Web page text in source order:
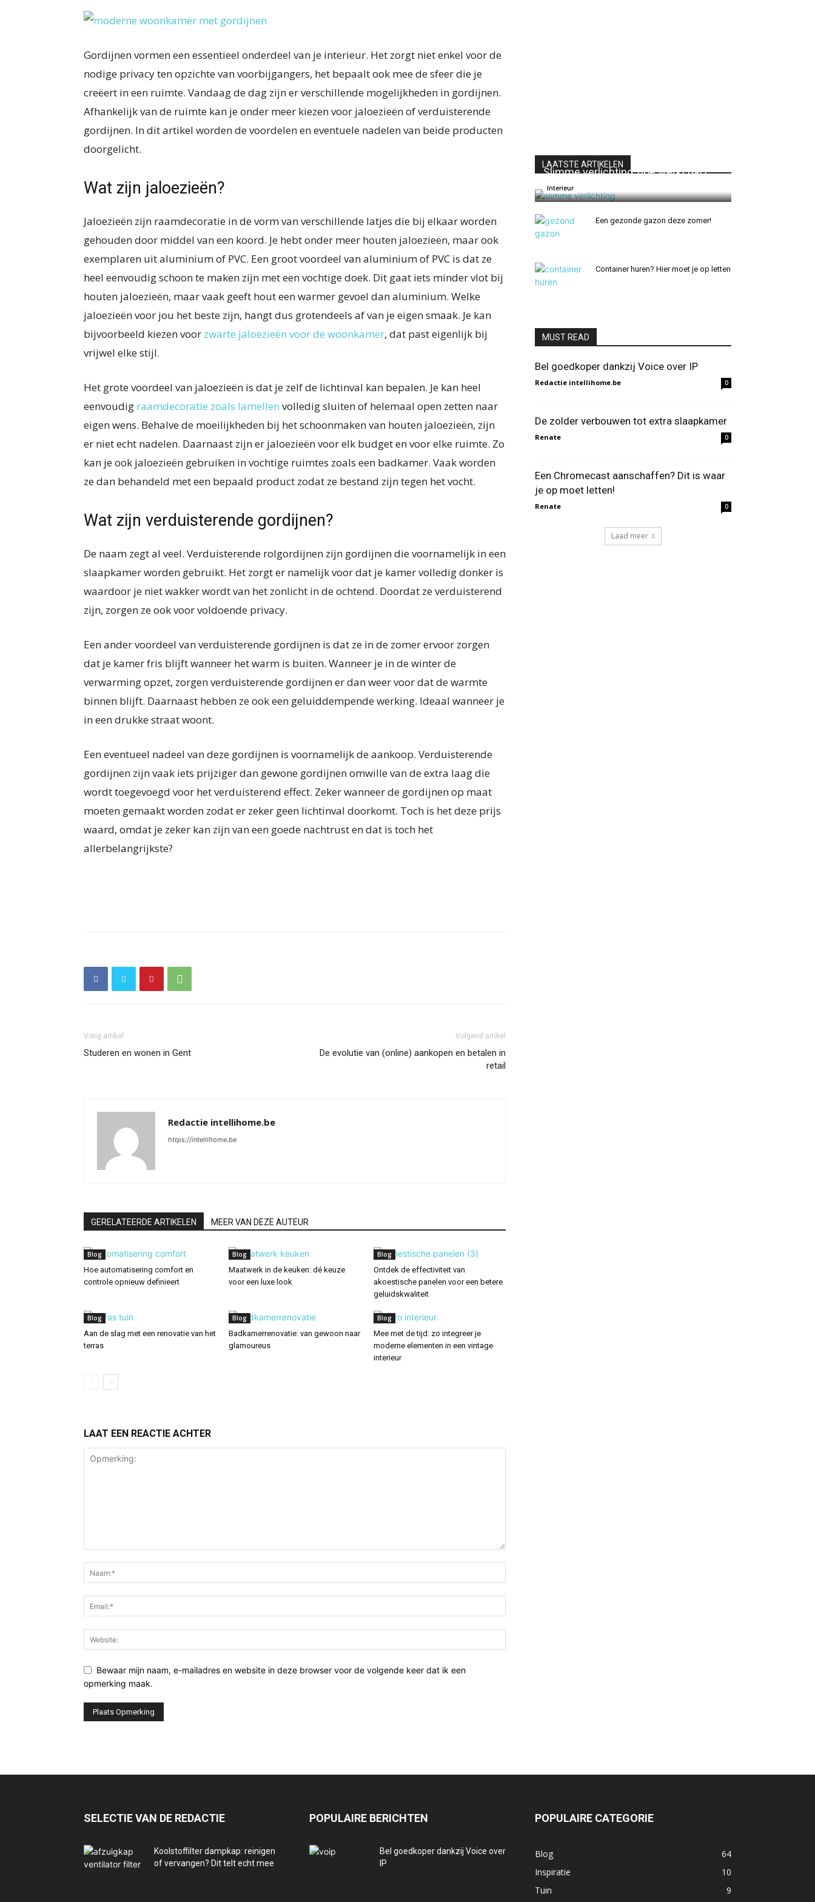
Gordijnen vormen een essentieel onderdeel van je interieur. Het zorgt niet enkel voor de
nodige privacy ten opzichte van voorbijgangers, het bepaalt ook mee de sfeer die je
creëert in een ruimte. Vandaag de dag zijn er verschillende mogelijkheden in gordijnen.
Afhankelijk van de ruimte kan je onder meer kiezen voor jaloezieën of verduisterende
gordijnen. In dit artikel worden de voordelen en eventuele nadelen van beide producten
doorgelicht.
Wat zijn jaloezieën?
Jaloezieën zijn raamdecoratie in de vorm van verschillende latjes die bij elkaar worden
gehouden door middel van een koord. Je hebt onder meer houten jaloezieën, maar ook
exemplaren uit aluminium of PVC. Een groot voordeel van aluminium of PVC is dat ze
heel eenvoudig schoon te maken zijn met een vochtige doek. Dit gaat iets minder vlot bij
houten jaloezieën, maar vaak geeft hout een warmer gevoel dan aluminium. Welke
jaloezieën voor jou het beste zijn, hangt dus grotendeels af van je eigen smaak. Je kan
bijvoorbeeld kiezen voor zwarte jaloezieën voor de woonkamer, dat past eigenlijk bij
vrijwel elke stijl.
Het grote voordeel van jaloezieën is dat je zelf de lichtinval kan bepalen. Je kan heel
eenvoudig raamdecoratie zoals lamellen volledig sluiten of helemaal open zetten naar
eigen wens. Behalve de moeilijkheden bij het schoonmaken van houten jaloezieën, zijn
er niet echt nadelen. Daarnaast zijn er jaloezieën voor elk budget en voor elke ruimte. Zo
kan je ook jaloezieën gebruiken in vochtige ruimtes zoals een badkamer. Vaak worden
ze dan behandeld met een bepaald product zodat ze bestand zijn tegen het vocht.
Wat zijn verduisterende gordijnen?
De naam zegt al veel. Verduisterende rolgordijnen zijn gordijnen die voornamelijk in een
slaapkamer worden gebruikt. Het zorgt er namelijk voor dat je kamer volledig donker is
waardoor je niet wakker wordt van het zonlicht in de ochtend. Doordat ze verduisterend
zijn, zorgen ze ook voor voldoende privacy.
Een ander voordeel van verduisterende gordijnen is dat ze in de zomer ervoor zorgen
dat je kamer fris blijft wanneer het warm is buiten. Wanneer je in de winter de
verwarming opzet, zorgen verduisterende gordijnen er dan weer voor dat de warmte
binnen blijft. Daarnaast hebben ze ook een geluiddempende werking. Ideaal wanneer je
in een drukke straat woont.
Een eventueel nadeel van deze gordijnen is voornamelijk de aankoop. Verduisterende
gordijnen zijn vaak iets prijziger dan gewone gordijnen omwille van de extra laag die
wordt toegevoegd voor het verduisterend effect. Zeker wanneer de gordijnen op maat
moeten gemaakt worden zodat er zeker geen lichtinval doorkomt. Toch is het deze prijs
waard, omdat je zeker kan zijn van een goede nachtrust en dat is toch het
allerbelangrijkste?
Vorig artikel
Studeren en wonen in Gent
Volgend artikel
De evolutie van (online) aankopen en betalen in
retail
Redactie intellihome.be
https://intellihome.be
GERELATEERDE ARTIKELEN MEER VAN DEZE AUTEUR
Blog
Hoe automatisering comfort en
controle opnieuw definieert
Blog
Maatwerk in de keuken: dé keuze
voor een luxe look
Blog
Ontdek de effectiviteit van
akoestische panelen voor een betere
geluidskwaliteit
Blog
Aan de slag met een renovatie van het
terras
Blog
Badkamerrenovatie: van gewoon naar
glamoureus
Blog
Mee met de tijd: zo integreer je
moderne elementen in een vintage
interieur
LAAT EEN REACTIE ACHTER
Bewaar mijn naam, e-mailadres en website in deze browser voor de volgende keer dat ik een
opmerking maak.
LAATSTE ARTIKELEN
Slimme verlichting, hoe werkt dat?
Interieur
Een gezonde gazon deze zomer!
Container huren? Hier moet je op letten
MUST READ
Bel goedkoper dankzij Voice over IP
Redactie intellihome.be 0
De zolder verbouwen tot extra slaapkamer
Renate 0
Een Chromecast aanschaffen? Dit is waar
je op moet letten!
Renate 0
Laad meer
SELECTIE VAN DE REDACTIE
Koolstoffilter dampkap: reinigen
of vervangen? Dit telt echt mee
POPULAIRE BERICHTEN
Bel goedkoper dankzij Voice over
IP
POPULAIRE CATEGORIE
Blog
64
Inspiratie
10
Tuin
9